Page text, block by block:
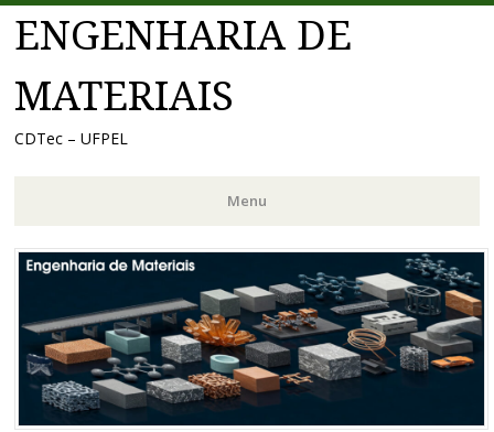
ENGENHARIA DE
MATERIAIS
CDTec – UFPEL
Menu
Pular
conteúdo